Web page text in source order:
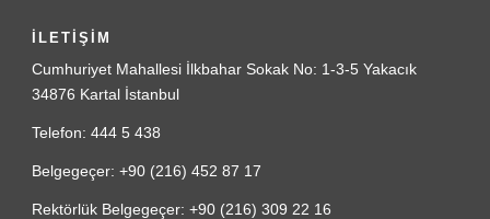
İLETİŞİM
Cumhuriyet Mahallesi İlkbahar Sokak No: 1-3-5 Yakacık
34876 Kartal İstanbul
Telefon: 444 5 438
Belgegeçer: +90 (216) 452 87 17
Rektörlük Belgegeçer: +90 (216) 309 22 16